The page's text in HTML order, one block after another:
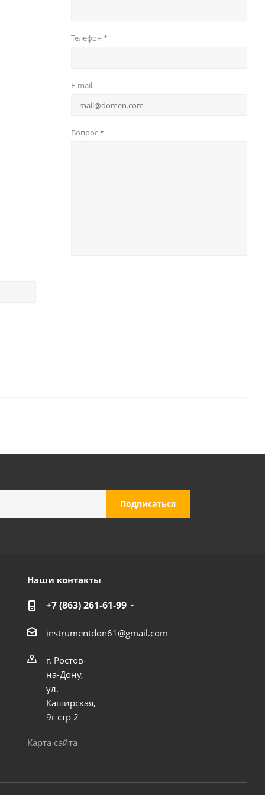
Телефон *
E-mail
Вопрос*
Наши контакты
+7 (863) 261-61-99
instrumentdon61@gmail.com
г. Ростов-
на-Дону,
ул.
Каширская,
9г стр 2
Карта сайта